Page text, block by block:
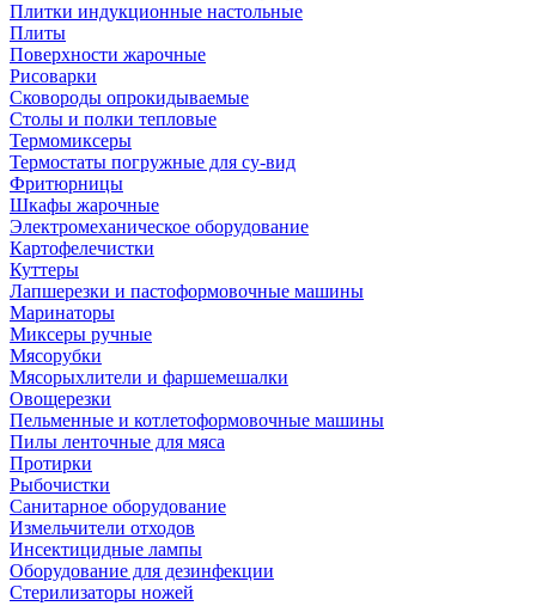
Плитки индукционные настольные
Плиты
Поверхности жарочные
Рисоварки
Сковороды опрокидываемые
Столы и полки тепловые
Термомиксеры
Термостаты погружные для су-вид
Фритюрницы
Шкафы жарочные
Электромеханическое оборудование
Картофелечистки
Куттеры
Лапшерезки и пастоформовочные машины
Маринаторы
Миксеры ручные
Мясорубки
Мясорыхлители и фаршемешалки
Овощерезки
Пельменные и котлетоформовочные машины
Пилы ленточные для мяса
Протирки
Рыбочистки
Санитарное оборудование
Измельчители отходов
Инсектицидные лампы
Оборудование для дезинфекции
Стерилизаторы ножей